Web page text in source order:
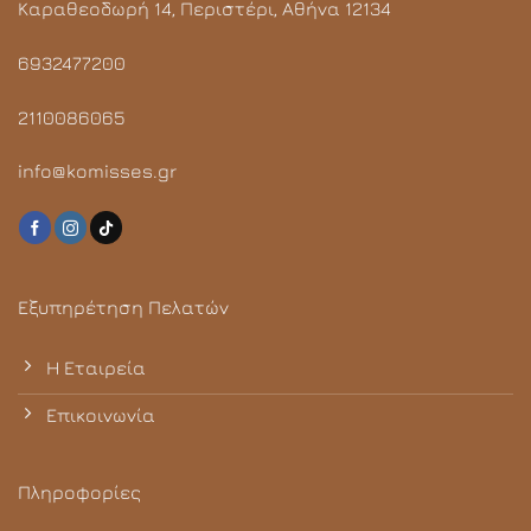
Εξυπηρέτηση Πελατών
Η Εταιρεία
Επικοινωνία
Πληροφορίες
Καραθεοδωρή 14, Περιστέρι, Αθήνα 12134
6932477200
2110086065
info@komisses.gr